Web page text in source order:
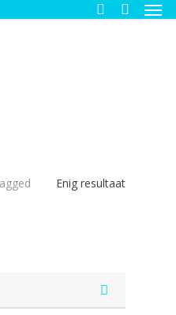
Enig resultaat